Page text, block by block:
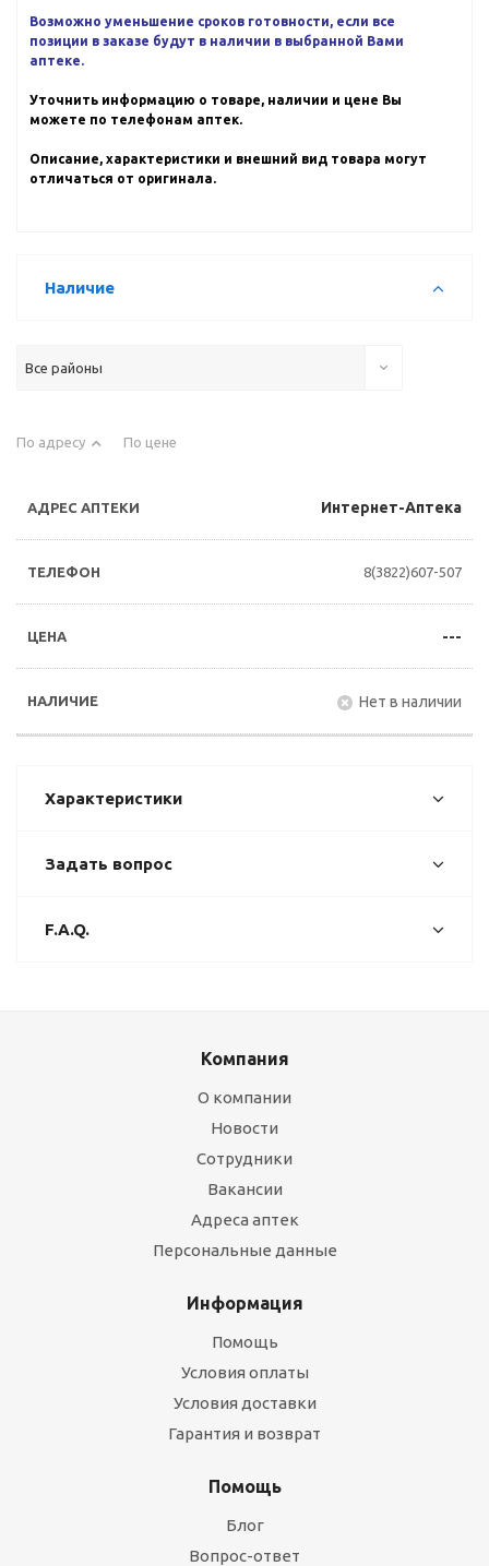
Возможно уменьшение сроков готовности, если все
позиции в заказе будут в наличии в выбранной Вами
аптеке.
Уточнить информацию о товаре, наличии и цене Вы
можете по телефонам аптек.
Описание, характеристики и внешний вид товара могут
отличаться от оригинала.
Наличие
Все районы
По адресу По цене
Интернет-Аптека
8(3822)607-507
---
Нет в наличии
Характеристики
Задать вопрос
F.A.Q.
Компания
О компании
Новости
Сотрудники
Вакансии
Адреса аптек
Персональные данные
Информация
Помощь
Условия оплаты
Условия доставки
Гарантия и возврат
Помощь
Блог
Вопрос-ответ